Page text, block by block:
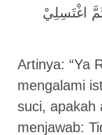
اغْتَسِلِيْ
Artinya: “Ya
mengalami
suci, apakah
menjawab: